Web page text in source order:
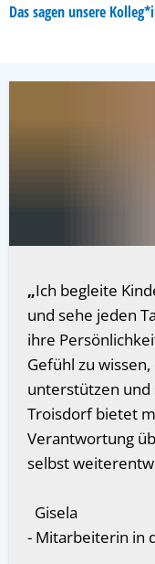
Das sagen unsere
„Ich begleite
und sehe jeden
ihre
Gefühl zu
unterstützen und
Troisdorf bietet
Verantwortung
selbst
Gisela
- Mitarbeiterin in